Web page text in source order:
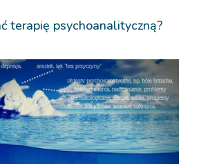
terapię psychoanalityczną?